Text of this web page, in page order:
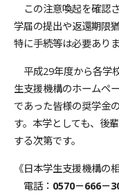
この注意喚起を確認
学届の提出や返還期限
特に手続等は必要ありま
平成29年度から各学
生支援機構のホームペ
であった皆様の奨学金
す。本学としても、後
する次第です。
《日本学生支援機構の
電話： 0570－666－